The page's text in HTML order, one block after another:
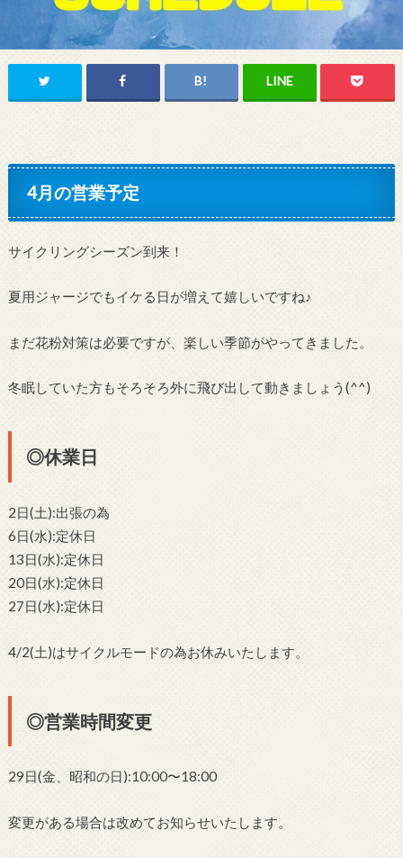
4月の営業予定
サイクリングシーズン到来！
夏用ジャージでもイケる日が増えて嬉しいですね♪
まだ花粉対策は必要ですが、楽しい季節がやってきました。
冬眠していた方もそろそろ外に飛び出して動きましょう(^^)
◎休業日
2日(土):出張の為
6日(水):定休日
13日(水):定休日
20日(水):定休日
27日(水):定休日
4/2(土)はサイクルモードの為お休みいたします。
◎営業時間変更
29日(金、昭和の日):10:00〜18:00
変更がある場合は改めてお知らせいたします。